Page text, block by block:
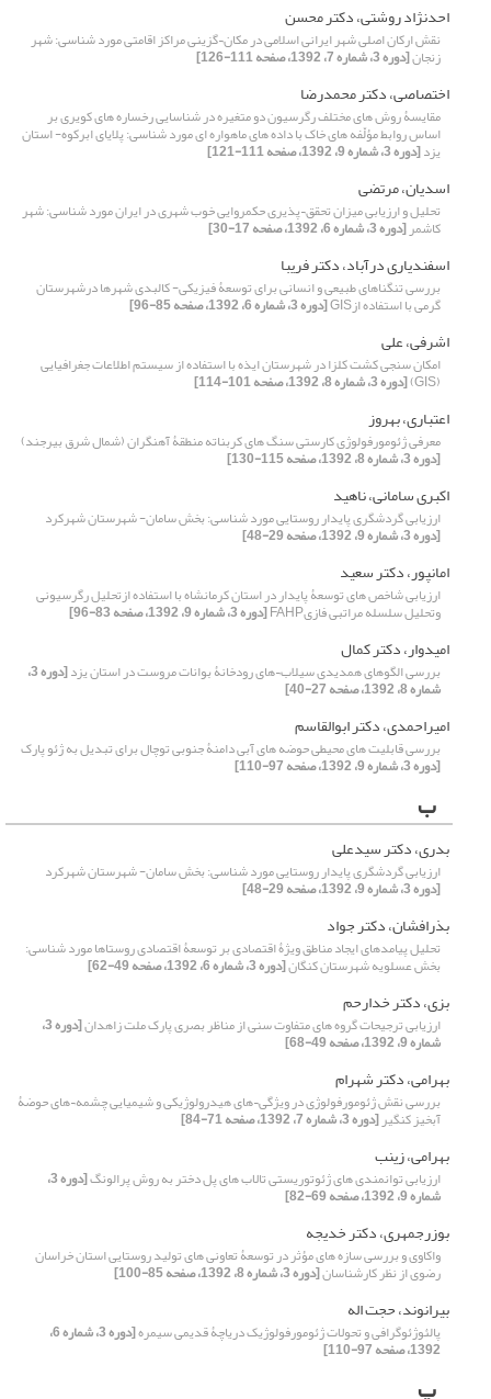
احدنژاد روشتی، دکتر محسن
نقش ارکان اصلی شهر ایرانی اسلامی در مکان¬گزینی مراکز اقامتی مورد شناسی: شهر
زنجان[دوره 3، شماره 7، 1392، صفحه 111-126]
اختصاصی، دکتر محمدرضا
مقایسۀ روش های مختلف رگرسیون دو متغیره در شناسایی رخساره های کویری بر
اساس روابط مؤلّفه های خاک با داده های ماهواره ای مورد شناسی: پلایای ابرکوه- استان
یزد[دوره 3، شماره 9، 1392، صفحه 111-121]
اسدیان، مرتضی
تحلیل و ارزیابی میزان تحقق¬پذیری حکمروایی خوب شهری در ایران مورد شناسی: شهر
کاشمر[دوره 3، شماره 6، 1392، صفحه 17-30]
اسفندیاری درآباد، دکتر فریبا
بررسی تنگناهای طبیعی و انسانی برای توسعۀ فیزیکی- کالبدی شهرها درشهرستان
گرمی با استفاده ازGIS [دوره 3، شماره 6، 1392، صفحه 85-96]
اشرفی، علی
امکان سنجی کشت کلزا در شهرستان ایذه با استفاده از سیستم اطلاعات جغرافیایی
(GIS) [دوره 3، شماره 8، 1392، صفحه 101-114]
اعتباری، بهروز
معرفی ژئومورفولوژی کارستی سنگ های کربناته منطقۀ آهنگران (شمال شرق بیرجند)
[دوره 3، شماره 8، 1392، صفحه 115-130]
اکبری سامانی، ناهید
ارزیابی گردشگری پایدار روستایی مورد شناسی: بخش سامان- شهرستان شهرکرد
[دوره 3، شماره 9، 1392، صفحه 29-48]
امانپور، دکتر سعید
ارزیابی شاخص های توسعۀ پایدار در استان کرمانشاه با استفاده ازتحلیل رگرسیونی
وتحلیل سلسله مراتبی فازیFAHP [دوره 3، شماره 9، 1392، صفحه 83-96]
امیدوار، دکتر کمال
بررسی الگوهای همدیدی سیلاب¬های رودخانۀ بوانات مروست در استان یزد [دوره 3،
شماره 8، 1392، صفحه 27-40]
امیراحمدی، دکتر ابوالقاسم
بررسی قابلیت های محیطی حوضه های آبی دامنۀ جنوبی توچال برای تبدیل به ژئو پارک
[دوره 3، شماره 9، 1392، صفحه 97-110]
ب
بدری، دکتر سیدعلی
ارزیابی گردشگری پایدار روستایی مورد شناسی: بخش سامان- شهرستان شهرکرد
[دوره 3، شماره 9، 1392، صفحه 29-48]
بذرافشان، دکتر جواد
تحلیل پیامدهای ایجاد مناطق ویژۀ اقتصادی بر توسعۀ اقتصادی روستاها مورد شناسی:
بخش عسلویه شهرستان کنگان[دوره 3، شماره 6، 1392، صفحه 49-62]
بزی، دکتر خدارحم
ارزیابی ترجیحات گروه های متفاوت سنی از مناظر بصری پارک ملت زاهدان [دوره 3،
شماره 9، 1392، صفحه 49-68]
بهرامی، دکتر شهرام
بررسی نقش ژئومورفولوژی در ویژگی¬های هیدرولوژیکی و شیمیایی چشمه¬های حوضۀ
آبخیز کنگیر[دوره 3، شماره 7، 1392، صفحه 71-84]
بهرامی، زینب
ارزیابی توانمندی های ژئوتوریستی تالاب های پل دختر به روش پرالونگ [دوره 3،
شماره 9، 1392، صفحه 69-82]
بوزرجمهری، دکتر خدیجه
واکاوی و بررسی سازه های مؤثر در توسعۀ تعاونی های تولید روستایی استان خراسان
رضوی از نظر کارشناسان[دوره 3، شماره 8، 1392، صفحه 85-100]
بیرانوند، حجت اله
پالئوژئوگرافی و تحولات ژئومورفولوژیک دریاچۀ قدیمی سیمره [دوره 3، شماره 6،
1392، صفحه 97-110]
پ